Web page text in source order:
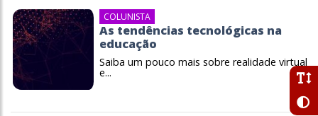
COLUNISTA
As tendências tecnológicas na
educação
Saiba um pouco mais sobre realidade virtual
e...